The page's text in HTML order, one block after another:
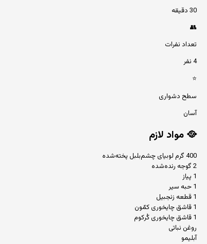
30 دقیقه
👥
تعداد نفرات
4 نفر
⭐
سطح دشواری
آسان
🥘 مواد لازم
400 گرم لوبیای چشم‌بلبل پخته‌شده
2 گوجه رنده‌شده
1 پیاز
1 حبه سیر
1 قطعه زنجبیل
1 قاشق چایخوری کمّون
1 قاشق چایخوری کُرکوم
روغن نباتی
آبلیمو